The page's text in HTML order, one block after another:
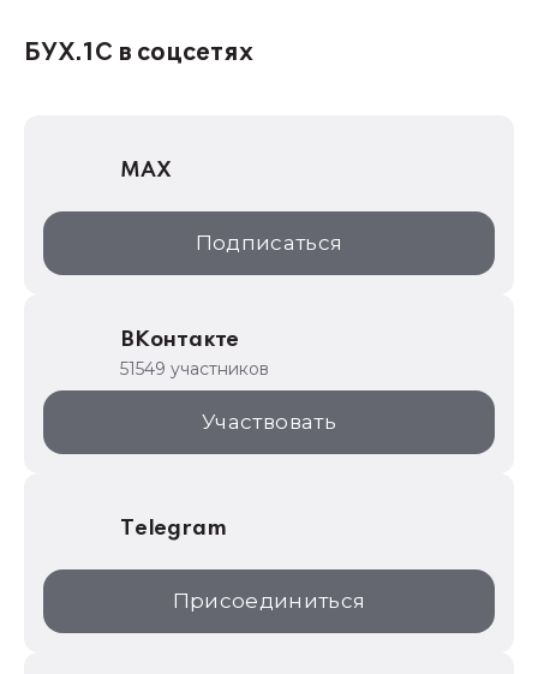
1С:Консалтинг
1С:Дистрибьюция
1С:Образование
ИТС.1C.ru
1С:Торговая площадка
БУХ.1С в соцсетях
MAX
Подписаться
ВКонтакте
51549 участников
Участвовать
Telegram
Присоединиться